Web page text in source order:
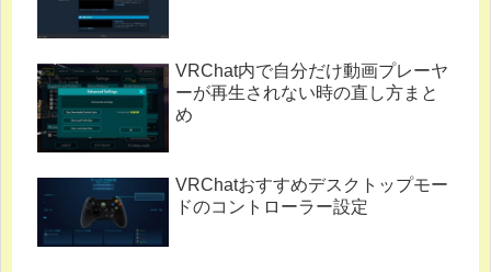
VRChat内で自分だけ動画プレーヤ
ーが再生されない時の直し方まと
め
VRChatおすすめデスクトップモー
ドのコントローラー設定